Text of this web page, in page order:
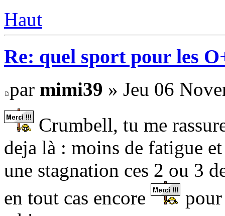
Haut
Re: quel sport pour les
par mimi39 » Jeu 06
Crumbell, tu me
deja là : moins de fatigue
une stagnation ces 2 ou 3
en tout cas encore